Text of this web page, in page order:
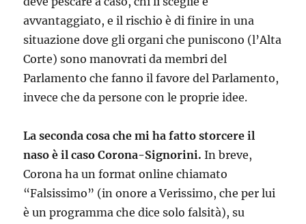
avvantaggiato, e il rischio è di finire in una
situazione dove gli organi che puniscono (l’Alta
Corte) sono manovrati da membri del
Parlamento che fanno il favore del Parlamento,
invece che da persone con le proprie idee.
La seconda cosa che mi ha fatto storcere il
naso è il caso Corona-Signorini. In breve,
Corona ha un format online chiamato
“Falsissimo” (in onore a Verissimo, che per lui
è un programma che dice solo falsità), su